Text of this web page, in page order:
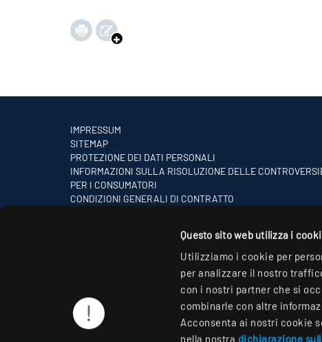
Questo sito web utilizza i
Utilizziamo i cookie per
per analizzare il nostro
con i nostri partner che si
combinarle con altre
Acconsenta ai nostri cookie
nella nostra dichiarazione
IMPRESSUM
SITEMAP
PROTEZIONE DEI DATI PERSONALI
INFORMAZIONI SULLA RISOLUZIONE DELLE
PER I CONSUMATORI
CONDIZIONI GENERALI DI CONTRATTO